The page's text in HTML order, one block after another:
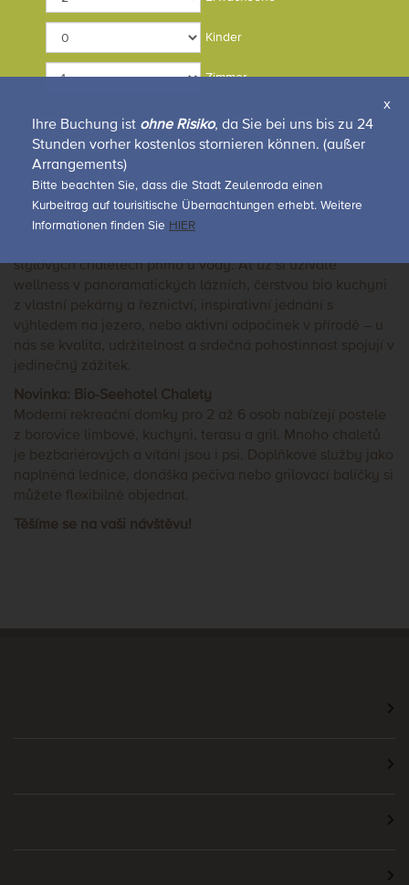
CHALETS
Vítejte v Bio-Seehotelu Zeulenroda a v Bio-Seehotel
Chaletech – vašem místě odpočinku u „moře“ Zeulenroda v
Zažijte dovolenou s výhledem – v našem několikrát
stylových chaletech přímo u vody. Ať už si užíváte
wellness v panoramatických lázních, čerstvou bio kuchyni
z vlastní pekárny a řeznictví, inspirativní jednání s
výhledem na jezero, nebo aktivní odpočinek v přírodě – u
nás se kvalita, udržitelnost a srdečná pohostinnost spojují v
jedinečný zážitek.
Novinka: Bio-Seehotel Chalety
Moderní rekreační domky pro 2 až 6 osob nabízejí postele
z borovice limbové, kuchyni, terasu a gril. Mnoho chaletů
je bezbariérových a vítáni jsou i psi. Doplňkové služby jako
naplněná lednice, donáška pečiva nebo grilovací balíčky si
můžete flexibilně objednat.
Těšíme se na vaši návštěvu!
x
Ihre Buchung ist ohne Risiko, da Sie bei uns bis zu 24
Stunden vorher kostenlos stornieren können. (außer
Arrangements)
Bitte beachten Sie, dass die Stadt Zeulenroda einen
Kurbeitrag auf tourisitische Übernachtungen erhebt. Weitere
Informationen finden Sie HIER
Kinder
Zimmer
Online buchen